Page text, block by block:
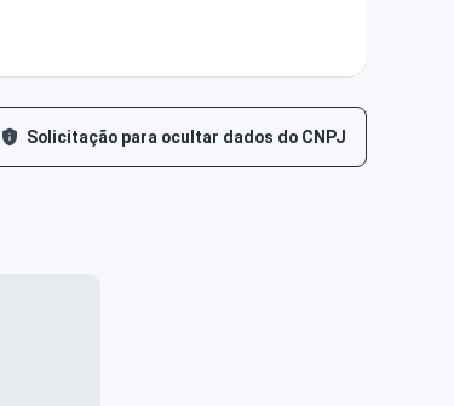
Solicitação para ocultar dados do CNPJ